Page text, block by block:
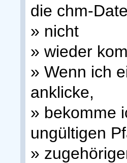
die chm-
» nicht
» wieder
» Wenn ich
anklicke,
» bekomme
ungültigen
»